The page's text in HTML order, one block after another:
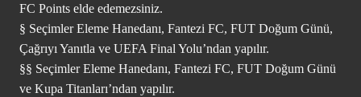
FC Points elde edemezsiniz.
§ Seçimler Eleme Hanedanı, Fantezi FC, FUT Doğum Günü,
Çağrıyı Yanıtla ve UEFA Final Yolu’ndan yapılır.
§§ Seçimler Eleme Hanedanı, Fantezi FC, FUT Doğum Günü
ve Kupa Titanları’ndan yapılır.